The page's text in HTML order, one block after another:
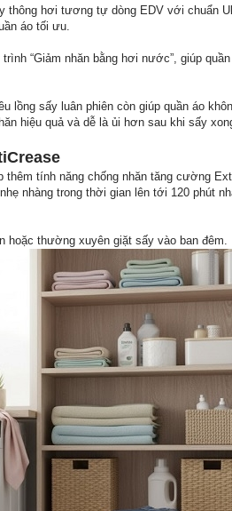
thông hơi tương tự dòng EDV với chuẩn
áo tối ưu.
“Giảm nhăn bằng hơi nước”, giúp
lồng sấy luân phiên còn giúp quần áo
hiệu quả và dễ là ủi hơn sau khi sấy
tính năng chống nhăn tăng cường
nhàng trong thời gian lên tới 120 phút
hoặc thường xuyên giặt sấy vào ban đêm.